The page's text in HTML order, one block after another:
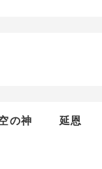
空の神 延恩